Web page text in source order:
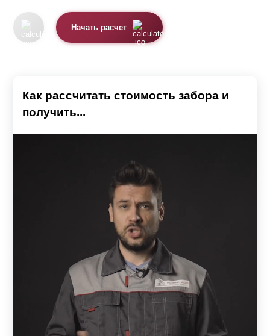
Начать расчет
Как рассчитать стоимость забора и
получить...